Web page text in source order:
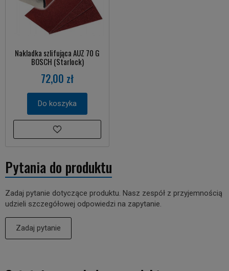
Nakladka szlifująca AUZ 70 G
BOSCH (Starlock)
72,00 zł
Do koszyka
Pytania do produktu
Zadaj pytanie dotyczące produktu. Nasz zespół z przyjemnością
udzieli szczegółowej odpowiedzi na zapytanie.
Zadaj pytanie